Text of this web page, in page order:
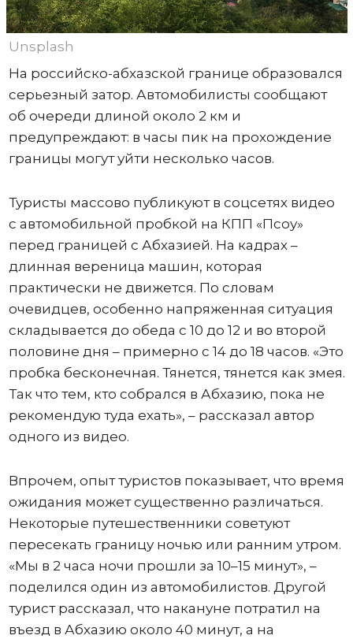
Unsplash
На российско-абхазской границе образовался
серьезный затор. Автомобилисты сообщают
об очереди длиной около 2 км и
предупреждают: в часы пик на прохождение
границы могут уйти несколько часов.
Туристы массово публикуют в соцсетях видео
с автомобильной пробкой на КПП «Псоу»
перед границей с Абхазией. На кадрах –
длинная вереница машин, которая
практически не движется. По словам
очевидцев, особенно напряженная ситуация
складывается до обеда с 10 до 12 и во второй
половине дня – примерно с 14 до 18 часов. «Это
пробка бесконечная. Тянется, тянется как змея.
Так что тем, кто собрался в Абхазию, пока не
рекомендую туда ехать», – рассказал автор
одного из видео.
Впрочем, опыт туристов показывает, что время
ожидания может существенно различаться.
Некоторые путешественники советуют
пересекать границу ночью или ранним утром.
«Мы в 2 часа ночи прошли за 10–15 минут», –
поделился один из автомобилистов. Другой
турист рассказал, что накануне потратил на
въезд в Абхазию около 40 минут, а на